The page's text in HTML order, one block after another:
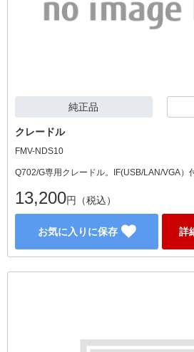
純正品
クレードル
FMV-NDS10
Q702/G専用クレードル。IF(USB/LAN/VGA）
13,200円（税込）
お気に入りに保存 詳